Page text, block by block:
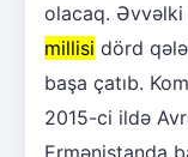
olacaq. Əvvəlki
millisi dörd
başa çatıb.
2015-ci ildə